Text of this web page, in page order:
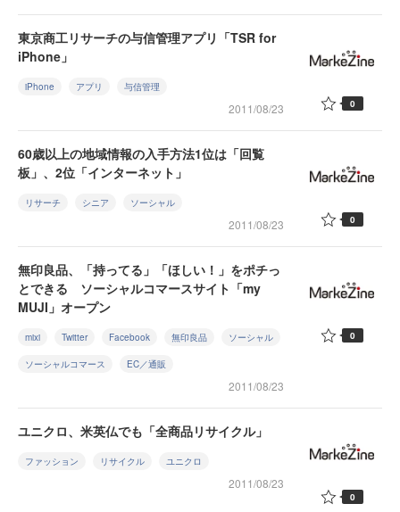
東京商工リサーチの与信管理アプリ「TSR for
iPhone」
iPhone アプリ 与信管理
2011/08/23 0
60歳以上の地域情報の入手方法1位は「回覧
板」、2位「インターネット」
リサーチ シニア ソーシャル
2011/08/23 0
無印良品、「持ってる」「ほしい！」をポチっ
とできる ソーシャルコマースサイト「my
MUJI」オープン
mixi Twitter Facebook 無印良品 ソーシャル
ソーシャルコマース EC／通販
2011/08/23
0
ユニクロ、米英仏でも「全商品リサイクル」
ファッション リサイクル ユニクロ
2011/08/23
0